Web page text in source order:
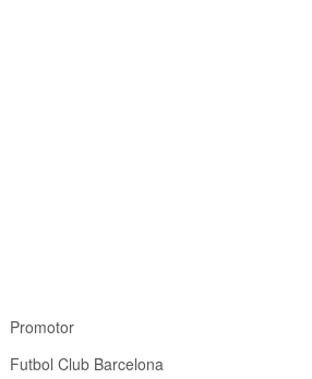
Promotor
Futbol Club Barcelona